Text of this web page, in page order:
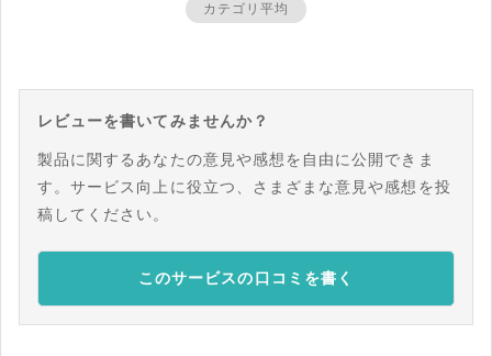
カテゴリ平均
レビューを書いてみませんか？
製品に関するあなたの意見や感想を自由に公開できま
す。サービス向上に役立つ、さまざまな意見や感想を投
稿してください。
このサービスの口コミを書く